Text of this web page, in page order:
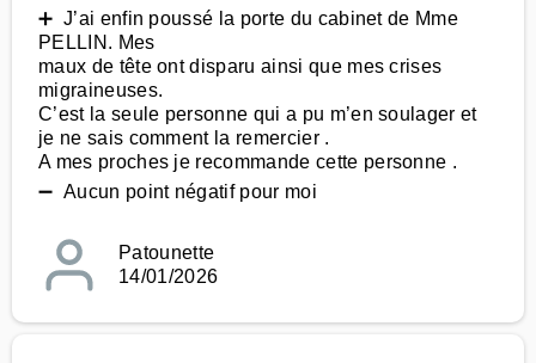
➕ J’ai enfin poussé la porte du cabinet de Mme
PELLIN. Mes
maux de tête ont disparu ainsi que mes crises
migraineuses.
C’est la seule personne qui a pu m’en soulager et
je ne sais comment la remercier .
A mes proches je recommande cette personne .
➖ Aucun point négatif pour moi
Patounette
14/01/2026